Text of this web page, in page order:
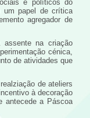
e políticos do
um papel de crítica
agregador de
assente na criação
cénica,
de atividades que
de ateliers
à decoração
antecede a Páscoa